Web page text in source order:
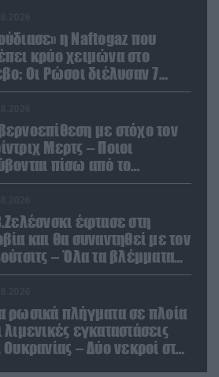
η Naftogaz που
κρύο χειμώνα στο
Οι Ρώσοι διέλυσαν 7
του ουκρανικού
με στόχο τον
Μερτς – Ποιοι
πίσω από το
βίντεο
έφτασε στη
και θα συναντηθεί με τον
– Όλα τα βλέμματα
σχέσεις με τη Ρωσία
ρωσικά πλήγματα σε πλοία
λιμενικές εγκαταστάσεις
Ουκρανίας – Δύο νεκροί στην